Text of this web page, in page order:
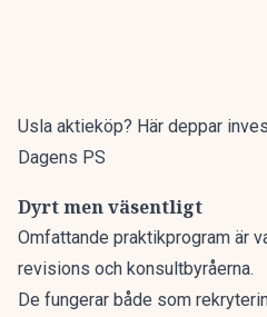
Usla aktieköp? Här deppar
Dagens PS
Dyrt men väsentligt
Omfattande praktikprogram är
revisions och konsultbyråerna.
De fungerar både som